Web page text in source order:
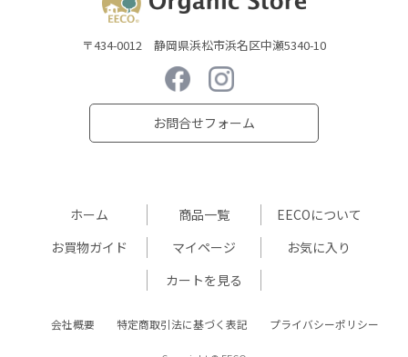
〒434-0012 静岡県浜松市浜名区中瀬5340-10
お問合せフォーム
ホーム 商品一覧
EECOについて
お買物ガイド
マイページ
お気に入り
カートを見る
会社概要 特定商取引法に基づく表記 プライバシーポリシー